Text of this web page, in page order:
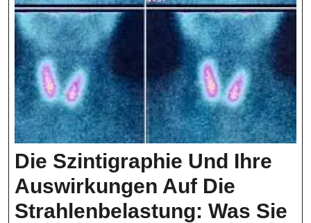
Die Szintigraphie Und Ihre
Auswirkungen Auf Die
Strahlenbelastung: Was Sie